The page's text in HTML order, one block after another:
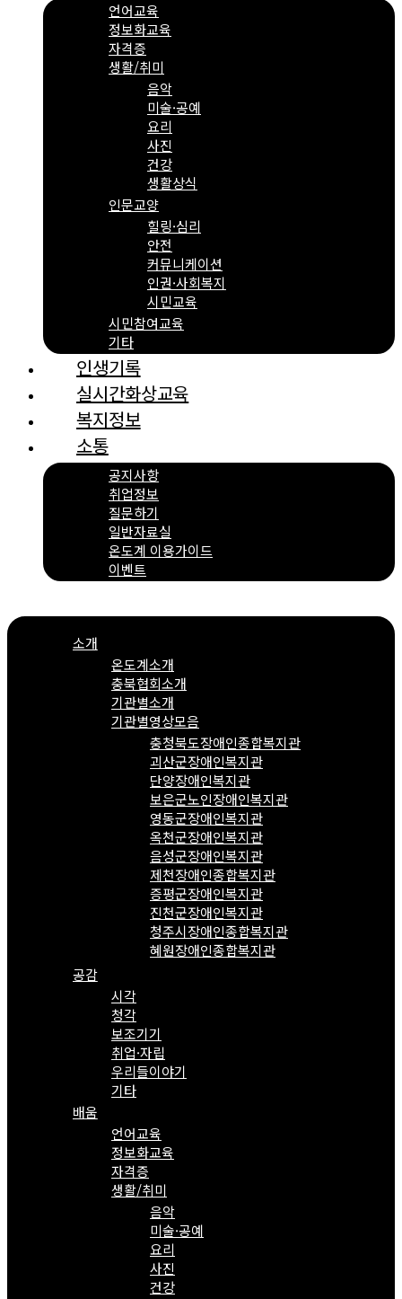
언어교육
정보화교육
자격증
생활/취미
음악
미술·공예
요리
사진
건강
생활상식
인문교양
힐링·심리
안전
커뮤니케이션
인권·사회복지
시민교육
시민참여교육
기타
인생기록
실시간화상교육
복지정보
소통
공지사항
취업정보
질문하기
일반자료실
온도계 이용가이드
이벤트
소개
온도계소개
충북협회소개
기관별소개
기관별영상모음
충청북도장애인종합복지관
괴산군장애인복지관
단양장애인복지관
보은군노인장애인복지관
영동군장애인복지관
옥천군장애인복지관
음성군장애인복지관
제천장애인종합복지관
증평군장애인복지관
진천군장애인복지관
청주시장애인종합복지관
혜원장애인종합복지관
공감
시각
청각
보조기기
취업·자립
우리들이야기
기타
배움
언어교육
정보화교육
자격증
생활/취미
음악
미술·공예
요리
사진
건강